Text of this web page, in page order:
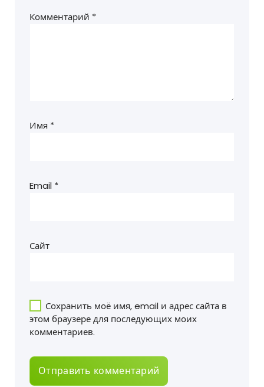
Комментарий *
Имя *
Email *
Сайт
Сохранить моё имя, email и адрес сайта в
этом браузере для последующих моих
комментариев.